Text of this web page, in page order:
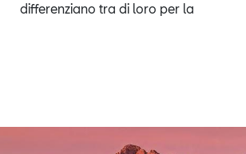
differenziano tra di loro per la